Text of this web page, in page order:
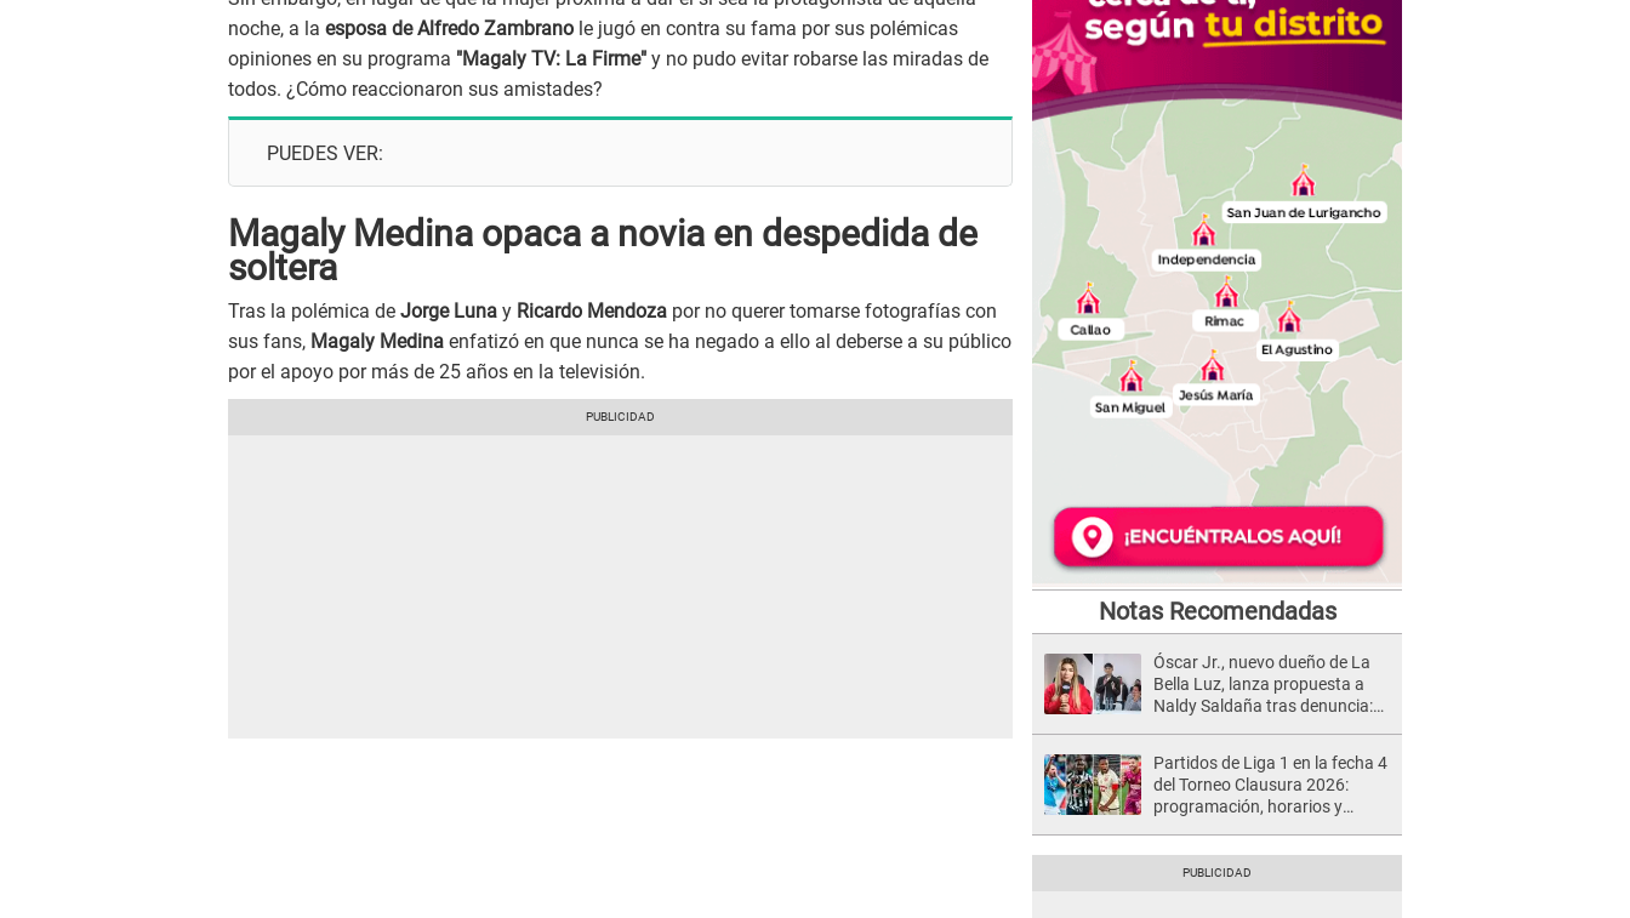
noche, a la esposa de Alfredo Zambrano le jugó en contra su fama por sus polémicas
opiniones en su programa "Magaly TV: La Firme" y no pudo evitar robarse las miradas de
todos. ¿Cómo reaccionaron sus amistades?
PUEDES VER:
Magaly Medina opaca a novia en despedida de
soltera
Tras la polémica de Jorge Luna y Ricardo Mendoza por no querer tomarse fotografías con
sus fans, Magaly Medina enfatizó en que nunca se ha negado a ello al deberse a su público
por el apoyo por más de 25 años en la televisión.
Notas Recomendadas
Óscar Jr., nuevo dueño de La
Bella Luz, lanza propuesta a
Naldy Saldaña tras denuncia:
Partidos de Liga 1 en la fecha 4
del Torneo Clausura 2026:
programación, horarios y